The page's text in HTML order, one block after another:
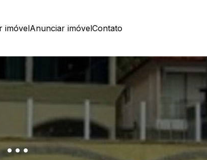
imóvelAnunciar imóvelContato
...